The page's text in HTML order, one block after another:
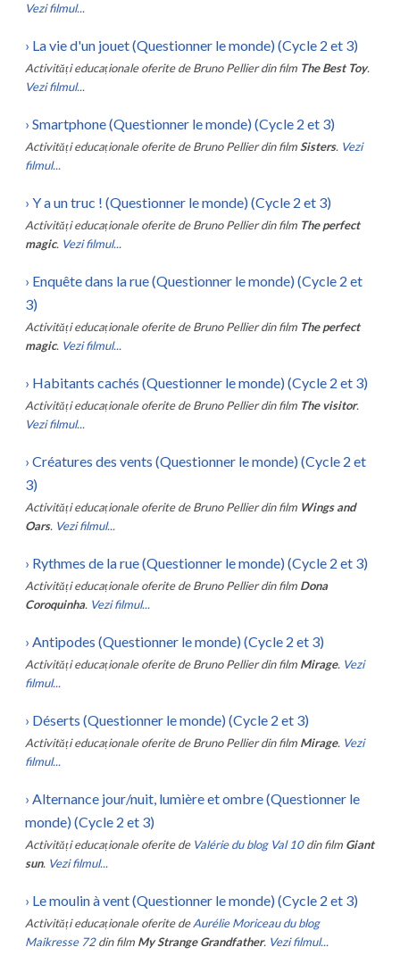
Vezi filmul...
› La vie d'un jouet (Questionner le monde) (Cycle 2 et 3)
Activități educaționale oferite de Bruno Pellier din film The Best Toy.
Vezi filmul...
› Smartphone (Questionner le monde) (Cycle 2 et 3)
Activități educaționale oferite de Bruno Pellier din filmSisters. Vezi
filmul...
› Y a un truc ! (Questionner le monde) (Cycle 2 et 3)
Activități educaționale oferite de Bruno Pellier din film The perfect
magic. Vezi filmul...
› Enquête dans la rue (Questionner le monde) (Cycle 2 et
3)
Activități educaționale oferite de Bruno Pellier din film The perfect
magic. Vezi filmul...
› Habitants cachés (Questionner le monde) (Cycle 2 et 3)
Activități educaționale oferite de Bruno Pellier din film The visitor.
Vezi filmul...
› Créatures des vents (Questionner le monde) (Cycle 2 et
3)
Activități educaționale oferite de Bruno Pellier din film Wings and
Oars. Vezi filmul...
› Rythmes de la rue (Questionner le monde) (Cycle 2 et 3)
Activități educaționale oferite de Bruno Pellier din film Dona
Coroquinha. Vezi filmul...
› Antipodes (Questionner le monde) (Cycle 2 et 3)
Activități educaționale oferite de Bruno Pellier din film Mirage. Vezi
filmul...
› Déserts (Questionner le monde) (Cycle 2 et 3)
Activități educaționale oferite de Bruno Pellier din film Mirage. Vezi
filmul...
› Alternance jour/nuit, lumière et ombre (Questionner le
monde) (Cycle 2 et 3)
Activități educaționale oferite de Valérie du blog Val 10 din film Giant
sun. Vezi filmul...
› Le moulin à vent (Questionner le monde) (Cycle 2 et 3)
Activități educaționale oferite de Aurélie Moriceau du blog
Maikresse 72 din film My Strange Grandfather. Vezi filmul...